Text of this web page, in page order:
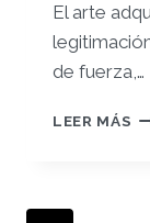
El arte
de fuerza,…
LEER MÁS